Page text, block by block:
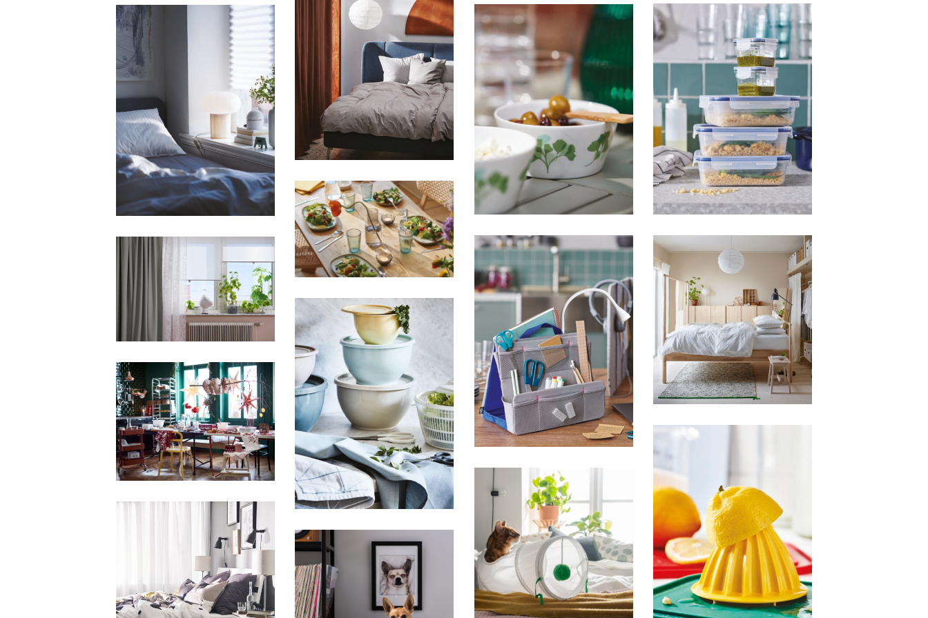
HFA IKEA
HFA IKEA
HFA IKEA
HFA FOR IKEA
IKEA BEDROOM
HFA IKEA
IKEA
HFA IKEA
IKEA
HFA IKEA
IKEA
IKEA
IKEA